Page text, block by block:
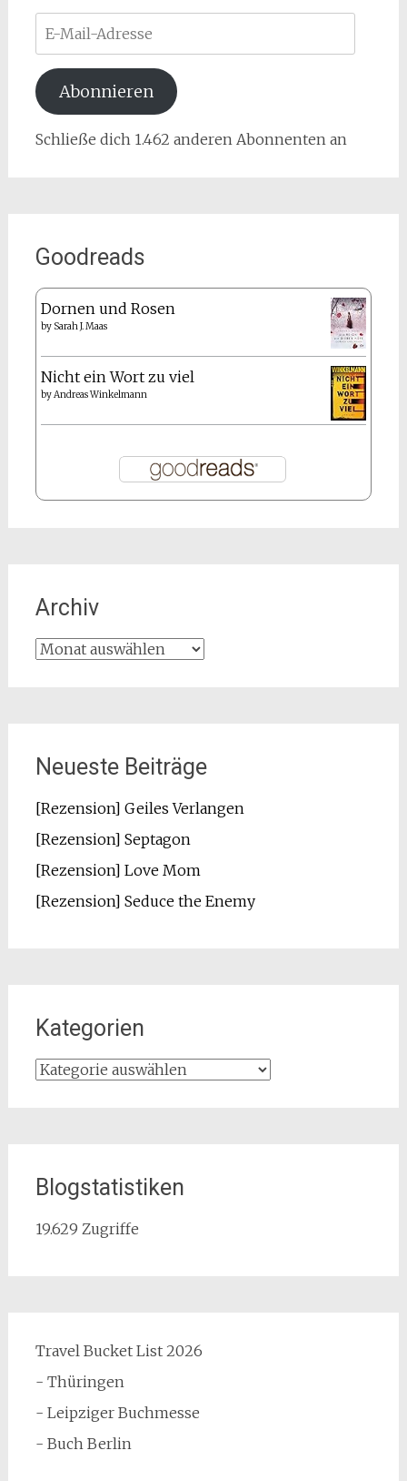
Mail-
Adresse
Abonnieren
Schließe dich 1.462 anderen Abonnenten an
Goodreads
Dornen und Rosen
by Sarah J. Maas
Nicht ein Wort zu viel
byAndreas Winkelmann
Archiv
Archiv
Neueste Beiträge
[Rezension] Geiles Verlangen
[Rezension] Septagon
[Rezension] Love Mom
[Rezension] Seduce the Enemy
Kategorien
Kategorien
Blogstatistiken
19.629 Zugriffe
Travel Bucket List 2026
- Thüringen
- Leipziger Buchmesse
- Buch Berlin